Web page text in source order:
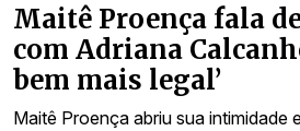
Maitê Proença fala
com Adriana
bem mais legal’
Maitê Proença abriu sua intimidade